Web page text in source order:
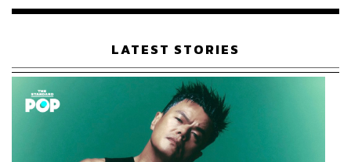
เรือนไทยที่ถูกซุกไว้
LATEST STORIES